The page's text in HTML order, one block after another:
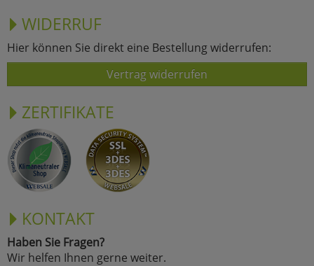
WIDERRUF
Hier können Sie direkt eine Bestellung widerrufen:
Vertrag widerrufen
ZERTIFIKATE
KONTAKT
Haben Sie Fragen?
Wir helfen Ihnen gerne weiter.